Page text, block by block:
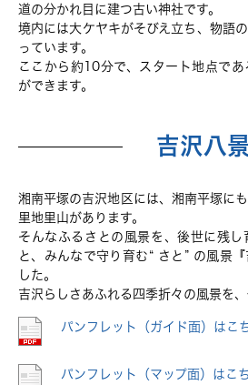
道の分かれ目に建つ古い神社です。
境内には大ケヤキがそびえ立ち、物語
っています。
ここから約10分で、スタート地点で
ができます。
吉沢八
湘南平塚の吉沢地区には、湘南平塚に
里地里山があります。
そんなふるさとの風景を、後世に残
と、みんなで守り育む“ さと” の風景
した。
吉沢らしさあふれる四季折々の風景を、
パンフレット（ガイド面）はこ
パンフレット（マップ面）はこ